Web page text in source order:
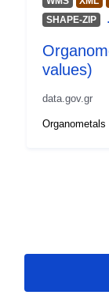
SHAPE-ZIP
values)
data.gov.gr